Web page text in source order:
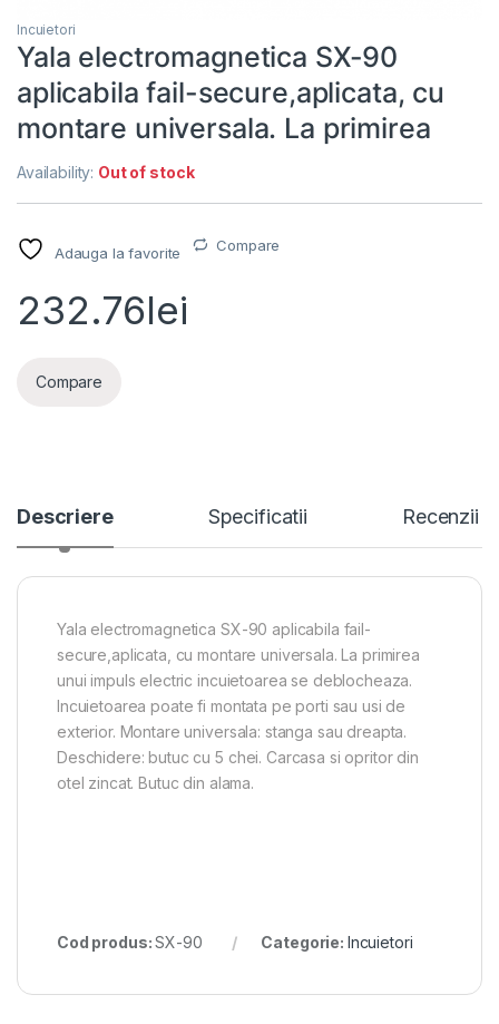
Incuietori
Yala electromagnetica SX-90
aplicabila fail-secure,aplicata, cu
montare universala. La primirea
Availability: Out of stock
Adauga la favorite Compare
232.76lei
Compare
Descriere Specificatii Recenzii
Yala electromagnetica SX-90 aplicabila fail-
secure,aplicata, cu montare universala. La primirea
unui impuls electric incuietoarea se deblocheaza.
Incuietoarea poate fi montata pe porti sau usi de
exterior. Montare universala: stanga sau dreapta.
Deschidere: butuc cu 5 chei. Carcasa si opritor din
otel zincat. Butuc din alama.
Cod produs:SX-90 Categorie: Incuietori